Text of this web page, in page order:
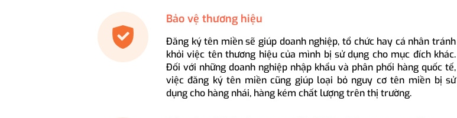
Bảo vệ thương hiệu
Đăng ký tên miền sẽ giúp doanh nghiệp, tổ chức hay cá nhân tránh
khỏi việc tên thương hiệu của mình bị sử dụng cho mục đích khác.
Đối với những doanh nghiệp nhập khẩu và phân phối hàng quốc tế,
việc đăng ký tên miền cũng giúp loại bỏ nguy cơ tên miền bị sử
dụng cho hàng nhái, hàng kém chất lượng trên thị trường.